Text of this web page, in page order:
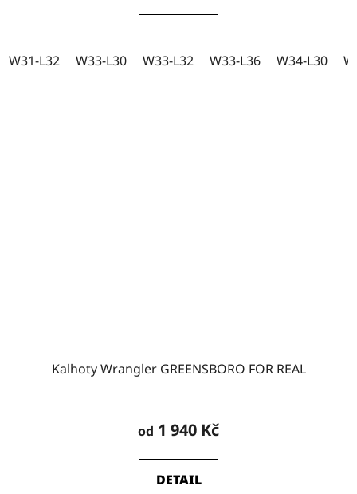
hvězdiček.
W31-L32 W33-L30 W33-L32 W33-L36 W34-L30
Kalhoty Wrangler GREENSBORO FOR REAL
hodnocení
je
5,0
od 1 940 Kč
DETAIL